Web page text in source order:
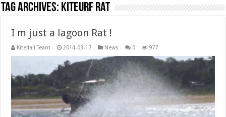
Tag Archives: kiteurf rat
I m just a lagoon Rat !
Kite4all Team 2014-03-17 News 0 977